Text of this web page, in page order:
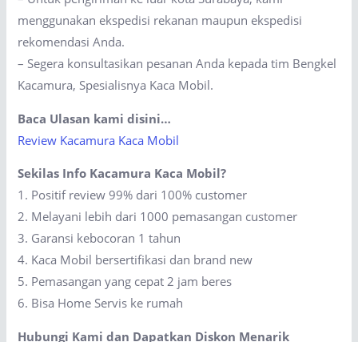
menggunakan ekspedisi rekanan maupun ekspedisi
rekomendasi Anda.
– Segera konsultasikan pesanan Anda kepada tim Bengkel
Kacamura, Spesialisnya Kaca Mobil.
Baca Ulasan kami disini…
Review Kacamura Kaca Mobil
Sekilas Info Kacamura Kaca Mobil?
1. Positif review 99% dari 100% customer
2. Melayani lebih dari 1000 pemasangan customer
3. Garansi kebocoran 1 tahun
4. Kaca Mobil bersertifikasi dan brand new
5. Pemasangan yang cepat 2 jam beres
6. Bisa Home Servis ke rumah
Hubungi Kami dan Dapatkan Diskon Menarik